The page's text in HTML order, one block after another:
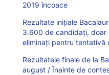
2019 încoace
Rezultate inițiale
3.600 de candidați,
eliminați pentru tentativă
Rezultatele finale de la
august / Înainte de